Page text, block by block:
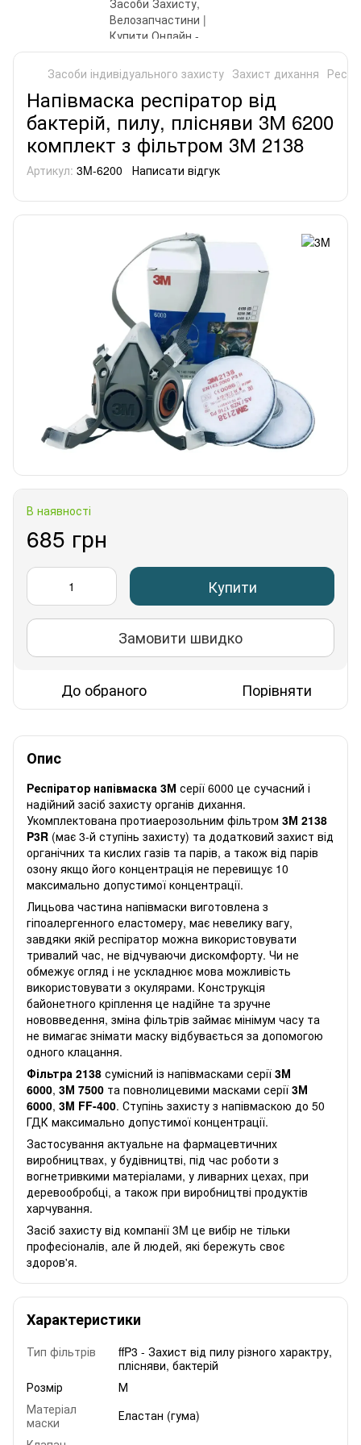
Засоби індивідуального захисту Захист дихання
Напівмаска респіратор від
бактерій, пилу, плісняви 3М 6200
комплект з фільтром 3М 2138
Артикул: 3M-6200 Написати відгук
В наявності
685 грн
Купити
Замовити швидко
До обраного Порівняти
Опис
Респіратор напівмаска 3М серії 6000 це сучасний і
надійний засіб захисту органів дихання.
Укомплектована протиаерозольним фільтром 3М 2138
P3R (має 3-й ступінь захисту) та додатковий захист від
органічних та кислих газів та парів, а також від парів
озону якщо його концентрація не перевищує 10
максимально допустимої концентрації.
Лицьова частина напівмаски виготовлена ​​з
гіпоалергенного еластомеру, має невелику вагу,
завдяки якій респіратор можна використовувати
тривалий час, не відчуваючи дискомфорту. Чи не
обмежує огляд і не ускладнює мова можливість
використовувати з окулярами. Конструкція
байонетного кріплення це надійне та зручне
нововведення, зміна фільтрів займає мінімум часу та
не вимагає знімати маску відбувається за допомогою
одного клацання.
Фільтра 2138 сумісний із напівмасками серії 3М
6000, 3М 7500 та повнолицевими масками серії 3М
6000, 3M FF-400. Ступінь захисту з напівмаскою до 50
ГДК максимально допустимої концентрації.
Застосування актуальне на фармацевтичних
виробництвах, у будівництві, під час роботи з
вогнетривкими матеріалами, у ливарних цехах, при
деревообробці, а також при виробництві продуктів
харчування.
Засіб захисту від компанії 3M це вибір не тільки
професіоналів, але й людей, які бережуть своє
здоров'я.
Характеристики
Тип фільтрів
ffP3 - Захист від пилу різного характру,
плісняви, бактерій
Розмір
М
Матеріал
маски
Еластан (гума)